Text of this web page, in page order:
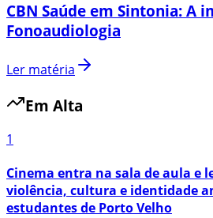
CBN Saúde em Sintonia: A
Fonoaudiologia
Ler matéria
Em Alta
1
Cinema entra na sala de aula e
violência, cultura e identidade
estudantes de Porto Velho